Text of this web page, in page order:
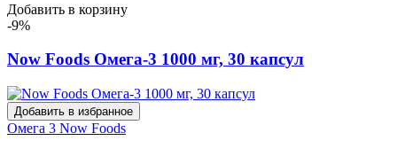
Добавить в корзину
-9%
Now Foods Омега-3 1000 мг, 30 капсул
Добавить в избранное
Омега 3 Now Foods